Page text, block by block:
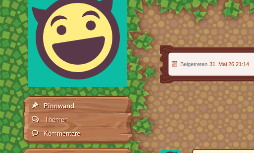
Pinnwand
Themen
Kommentare
Beigetreten 31. Mai 26 21:14